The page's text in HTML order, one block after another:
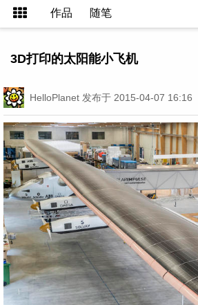
作品 随笔
3D打印的太阳能小飞机
HelloPlanet 发布于 2015-04-07 16:16